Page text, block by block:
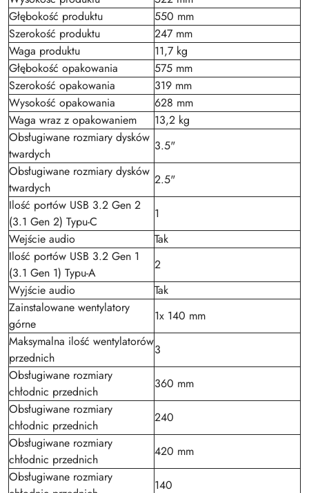
Głębokość produktu
550 mm
Szerokość produktu
247 mm
Waga produktu
11,7 kg
Głębokość opakowania
575 mm
Szerokość opakowania
319 mm
Wysokość opakowania
628 mm
Waga wraz z opakowaniem
13,2 kg
Obsługiwane rozmiary dysków
twardych
3.5"
Obsługiwane rozmiary dysków
twardych
2.5"
Ilość portów USB 3.2 Gen 2
(3.1 Gen 2) Typu-C
1
Wejście audio
Tak
Ilość portów USB 3.2 Gen 1
(3.1 Gen 1) Typu-A
2
Wyjście audio
Tak
Zainstalowane wentylatory
górne
1x 140 mm
Maksymalna ilość wentylatorów
przednich
3
Obsługiwane rozmiary
chłodnic przednich
360 mm
Obsługiwane rozmiary
chłodnic przednich
240
Obsługiwane rozmiary
chłodnic przednich
420 mm
Obsługiwane rozmiary
140